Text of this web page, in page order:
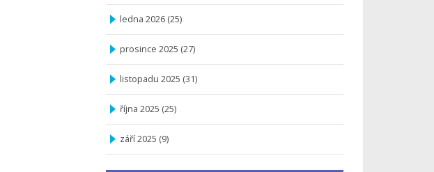
ledna 2026 (25)
prosince 2025 (27)
listopadu 2025 (31)
října 2025 (25)
září 2025 (9)